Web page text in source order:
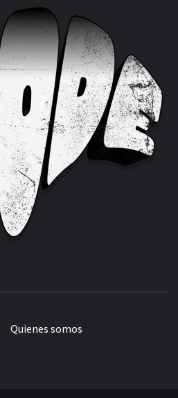
Quienes somos